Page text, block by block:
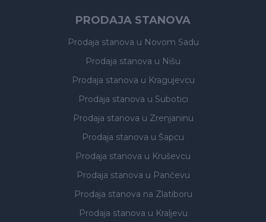
PRODAJA STANOVA
Prodaja stanova u Novom Sadu
Prodaja stanova u Nišu
Prodaja stanova u Kragujevcu
Prodaja stanova u Subotici
Prodaja stanova u Zrenjaninu
Prodaja stanova u Šapcu
Prodaja stanova u Kruševcu
Prodaja stanova u Pančevu
Prodaja stanova na Zlatiboru
Prodaja stanova u Kraljevu